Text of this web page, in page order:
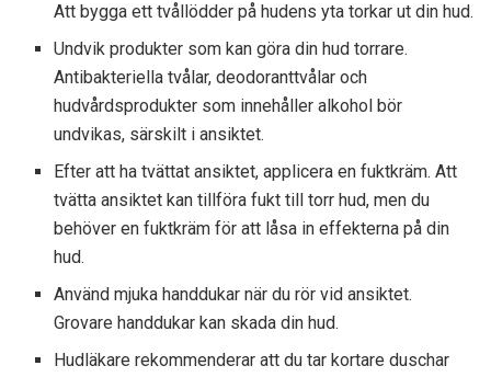
Att bygga ett tvållödder på hudens yta torkar ut din hud.
Undvik produkter som kan göra din hud torrare.
Antibakteriella tvålar, deodoranttvålar och
hudvårdsprodukter som innehåller alkohol bör
undvikas, särskilt i ansiktet.
Efter att ha tvättat ansiktet, applicera en fuktkräm. Att
tvätta ansiktet kan tillföra fukt till torr hud, men du
behöver en fuktkräm för att låsa in effekterna på din
hud.
Använd mjuka handdukar när du rör vid ansiktet.
Grovare handdukar kan skada din hud.
Hudläkare rekommenderar att du tar kortare duschar